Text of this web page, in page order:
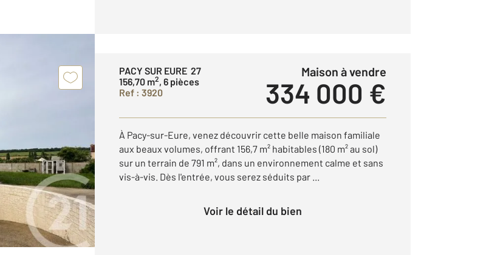
PACY SUR EURE 27
156,70 m2, 6 pièces
Ref : 3920
Maison à vendre
334 000 €
À Pacy-sur-Eure, venez découvrir cette belle maison familiale
aux beaux volumes, offrant 156,7 m² habitables (180 m² au sol)
sur un terrain de 791 m², dans un environnement calme et sans
vis-à-vis. Dès l'entrée, vous serez séduits par ...
Voir le détail du bien